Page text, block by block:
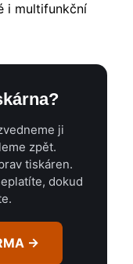
i multifunkční
ji
zpět.
tiskáren.
dokud
→